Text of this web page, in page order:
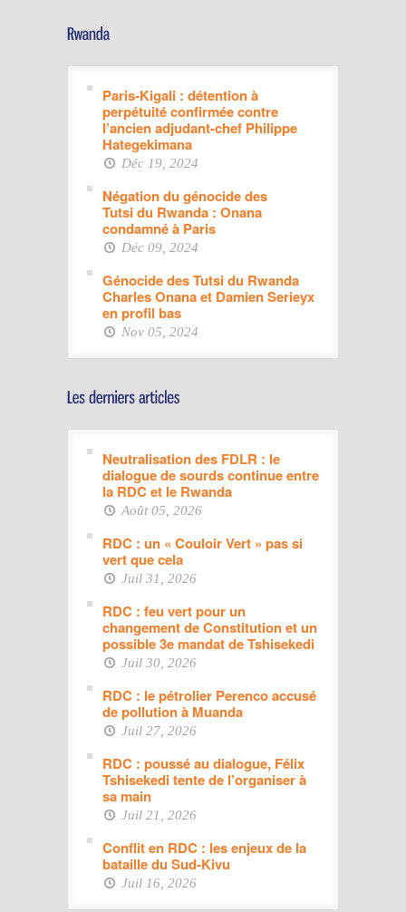
Paris-Kigali : détention à
perpétuité confirmée contre
l’ancien adjudant-chef Philippe
Hategekimana
Déc 19, 2024
Négation du génocide des
Tutsi du Rwanda : Onana
condamné à Paris
Déc 09, 2024
Génocide des Tutsi du Rwanda
Charles Onana et Damien Serieyx
en profil bas
Nov 05, 2024
Neutralisation des FDLR : le
dialogue de sourds continue entre
la RDC et le Rwanda
Août 05, 2026
RDC : un « Couloir Vert » pas si
vert que cela
Juil 31, 2026
RDC : feu vert pour un
changement de Constitution et un
possible 3e mandat de Tshisekedi
Juil 30, 2026
RDC : le pétrolier Perenco accusé
de pollution à Muanda
Juil 27, 2026
RDC : poussé au dialogue, Félix
Tshisekedi tente de l’organiser à
sa main
Juil 21, 2026
Conflit en RDC : les enjeux de la
bataille du Sud-Kivu
Juil 16, 2026